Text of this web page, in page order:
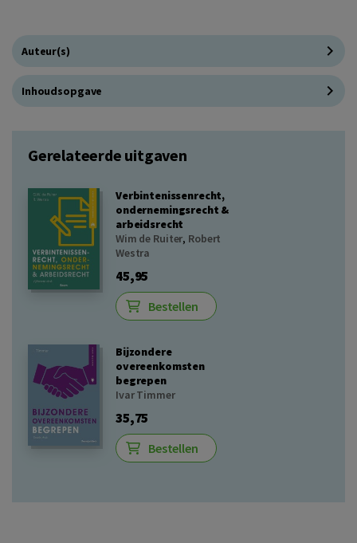
Auteur(s)
Inhoudsopgave
Gerelateerde uitgaven
Verbintenissenrecht,
ondernemingsrecht &
arbeidsrecht
Wim de Ruiter, Robert
Westra
45,95
Bestellen
Bijzondere
overeenkomsten
begrepen
Ivar Timmer
35,75
Bestellen